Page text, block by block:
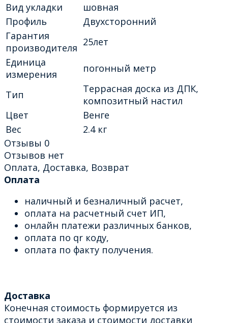
Вид укладки
шовная
Профиль
Двухсторонний
Гарантия
производителя 25лет
Единица
измерения
погонный метр
Тип
Террасная доска из ДПК,
композитный настил
Цвет
Венге
Вес
2.4 кг
Отзывы 0
Отзывов нет
Оплата, Доставка, Возврат
Оплата
наличный и безналичный расчет,
оплата на расчетный счет ИП,
онлайн платежи различных банков,
оплата по qr коду,
оплата по факту получения.
Доставка
Конечная стоимость формируется из
стоимости заказа и стоимости доставки